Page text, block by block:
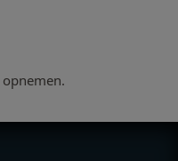
opnemen.